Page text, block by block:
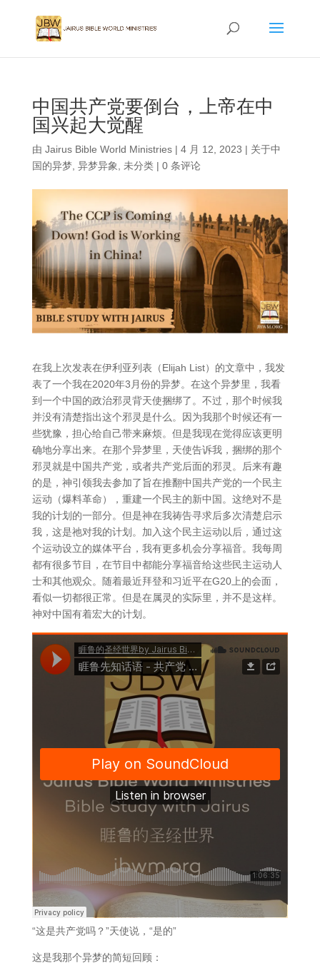
中国共产党要倒台，上帝在中
国兴起大觉醒
由 Jairus Bible World Ministries| 4 月 12, 2023 | 关于中
国的异梦 异梦异象 未分类| 0 条评论
在我上次发表在伊利亚列表（Elijah List）的文章中，我发
表了一个我在2020年3月份的异梦。在这个异梦里，我看
到一个中国的政治邪灵背天使捆绑了。不过，那个时候我
并没有清楚指出这个邪灵是什么。因为我那个时候还有一
些犹豫，担心给自己带来麻烦。但是我现在觉得应该更明
确地分享出来。在那个异梦里，天使告诉我，捆绑的那个
邪灵就是中国共产党，或者共产党后面的邪灵。后来有趣
的是，神引领我去参加了旨在推翻中国共产党的一个民主
运动（爆料革命），重建一个民主的新中国。这绝对不是
我的计划的一部分。但是神在我祷告寻求后多次清楚启示
我，这是祂对我的计划。加入这个民主运动以后，通过这
个运动设立的媒体平台，我有更多机会分享福音。我每周
都有很多节目，在节目中都能分享福音给这些民主运动人
士和其他观众。随着最近拜登和习近平在G20上的会面，
看似一切都很正常。但是在属灵的实际里，并不是这样。
神对中国有着宏大的计划。
“这是共产党吗？”天使说，“是的”
这是我那个异梦的简短回顾：